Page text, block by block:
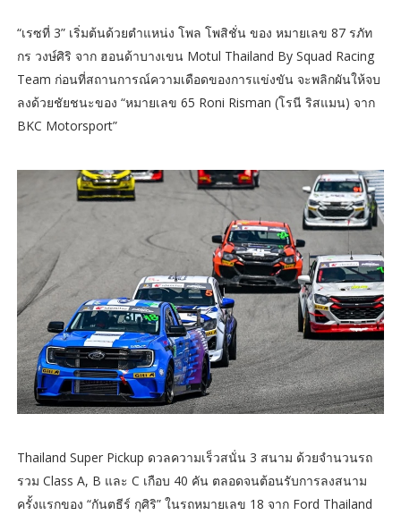
“เรซที่ 3” เริ่มต้นด้วยตำแหน่ง โพล โพสิชั่น ของ หมายเลข 87 รภัท
กร วงษ์ศิริ จาก ฮอนด้าบางเขน Motul Thailand By Squad Racing
Team ก่อนที่สถานการณ์ความเดือดของการแข่งขัน จะพลิกผันให้จบ
ลงด้วยชัยชนะของ “หมายเลข 65 Roni Risman (โรนี ริสแมน) จาก
BKC Motorsport”
Thailand Super Pickup ดวลความเร็วสนั่น 3 สนาม ด้วยจำนวนรถ
รวม Class A, B และ C เกือบ 40 คัน ตลอดจนต้อนรับการลงสนาม
ครั้งแรกของ “กันตธีร์ กุศิริ” ในรถหมายเลข 18 จาก Ford Thailand